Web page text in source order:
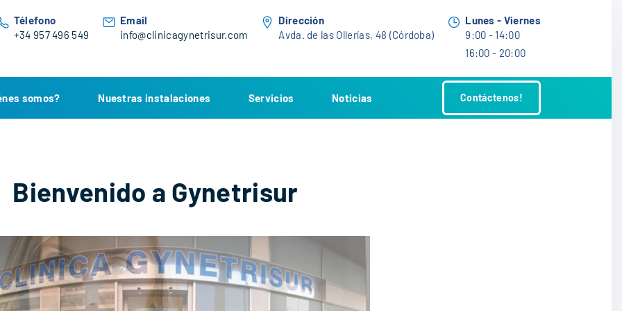
Télefono
+34 957 496 549
Email
info@clinicagynetrisur.com
Dirección
Avda. de las Ollerías, 48 (Córdoba)
Lunes - Viernes
9:00 - 14:00
16:00 - 20:00
somos? Nuestras instalaciones Servicios Noticias Contáctenos!
Bienvenido a Gynetrisur